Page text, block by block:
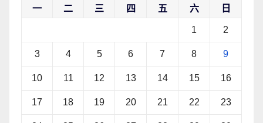
一 二 三 四 五 六 日
1 2
3 4 5 6 7 8 9
10 11 12 13 14 15 16
17 18 19 20 21 22 23